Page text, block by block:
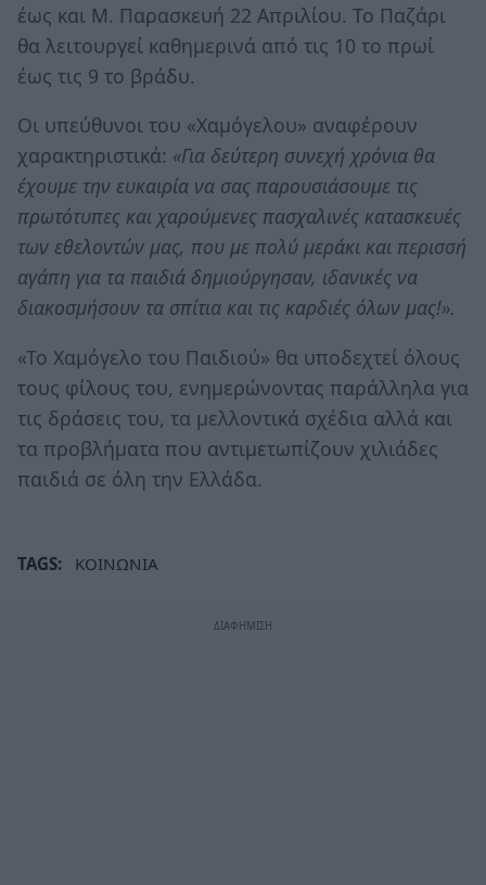
έως και Μ. Παρασκευή 22 Απριλίου. Το Παζάρι
θα λειτουργεί καθημερινά από τις 10 το πρωί
έως τις 9 το βράδυ.
Οι υπεύθυνοι του «Χαμόγελου» αναφέρουν
χαρακτηριστικά: «Για δεύτερη συνεχή χρόνια θα
έχουμε την ευκαιρία να σας παρουσιάσουμε τις
πρωτότυπες και χαρούμενες πασχαλινές κατασκευές
των εθελοντών μας, που με πολύ μεράκι και περισσή
αγάπη για τα παιδιά δημιούργησαν, ιδανικές να
διακοσμήσουν τα σπίτια και τις καρδιές όλων μας!».
«Το Χαμόγελο του Παιδιού» θα υποδεχτεί όλους
τους φίλους του, ενημερώνοντας παράλληλα για
τις δράσεις του, τα μελλοντικά σχέδια αλλά και
τα προβλήματα που αντιμετωπίζουν χιλιάδες
παιδιά σε όλη την Ελλάδα.
TAGS: ΚΟΙΝΩΝΙΑ